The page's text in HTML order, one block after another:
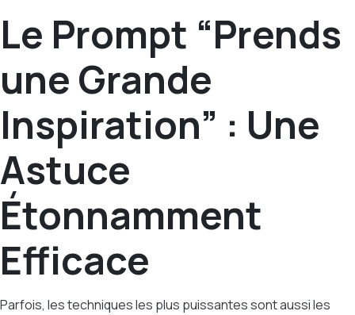
Le Prompt “Prends
une Grande
Inspiration” : Une
Astuce
Étonnamment
Efficace
Parfois, les techniques les plus puissantes sont aussi les